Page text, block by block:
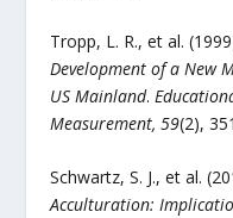
Tropp, L. R., et al.
Development of a New
US Mainland.
Measurement, 59(2),
Schwartz, S. J., et al.
Acculturation: